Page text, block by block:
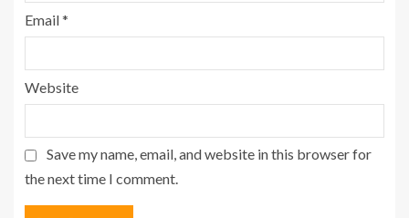
Email*
Website
Save my name, email, and website in this browser for
the next time I comment.